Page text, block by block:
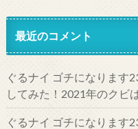
最近のコメント
ぐるナイ ゴチになります
してみた！2021年のクビ
ぐるナイ ゴチになります